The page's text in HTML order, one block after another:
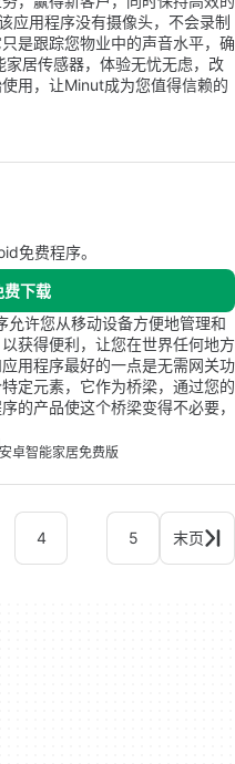
应用程序没有摄像头，不会录制
是跟踪您物业中的声音水平，确
居传感器，体验无忧无虑，改
用，让Minut成为您值得信赖的
免费程序。
下载
允许您从移动设备方便地管理和
获得便利，让您在世界任何地方
用程序最好的一点是无需网关功
定元素，它作为桥梁，通过您的
的产品使这个桥梁变得不必要，
安卓智能家居免费版
4 5 末页